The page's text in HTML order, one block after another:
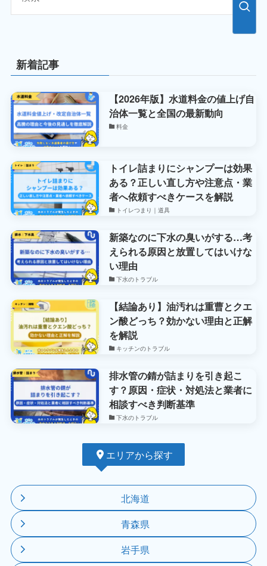
新着記事
【2026年版】水道料金の値上げ自
治体一覧と全国の最新動向
料金
トイレ詰まりにシャンプーは効果
ある？正しい直し方や注意点・業
者へ依頼すべきケースを解説
トイレつまり｜道具
新築なのに下水の臭いがする…考
えられる原因と放置してはいけな
い理由
下水のトラブル
【結論あり】油汚れは重曹とクエ
ン酸どっち？効かない理由と正解
を解説
キッチンのトラブル
排水管の錆が詰まりを引き起こ
す？原因・症状・対処法と業者に
相談すべき判断基準
下水のトラブル
エリアから探す
北海道
青森県
岩手県